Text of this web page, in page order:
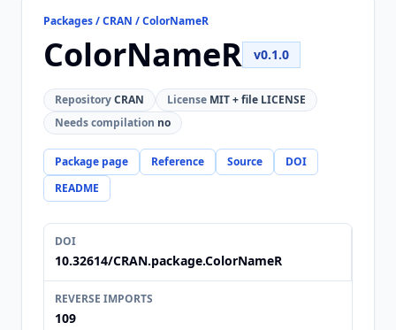
Packages / CRAN / ColorNameR
ColorNameR v0.1.0
RepositoryCRAN License MIT + file LICENSE
Needs compilation no
Package page Reference Source
DOI
README
DOI
10.32614/CRAN.package.ColorNameR
REVERSE IMPORTS
109